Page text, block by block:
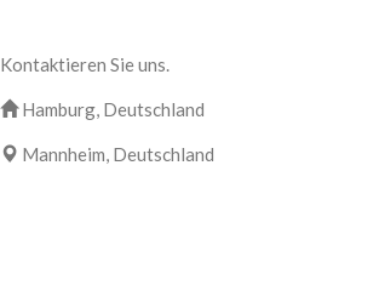
Kontaktieren Sie uns.
Hamburg, Deutschland
Mannheim, Deutschland